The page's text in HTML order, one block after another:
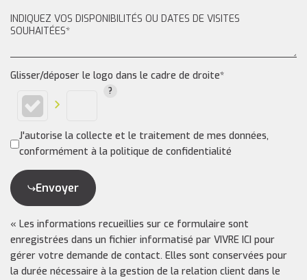
Glisser/déposer le logo dans le cadre de droite*
J'autorise la collecte et le traitement de mes données,
conformément à la politique de confidentialité
Envoyer
« Les informations recueillies sur ce formulaire sont
enregistrées dans un fichier informatisé par VIVRE ICI pour
gérer votre demande de contact. Elles sont conservées pour
la durée nécessaire à la gestion de la relation client dans le